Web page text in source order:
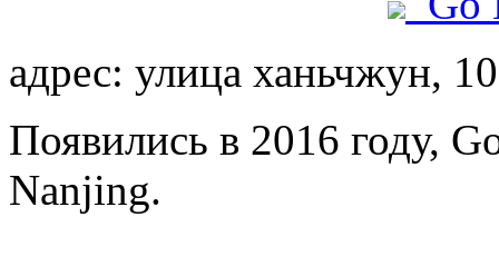
адрес: улица ханьчжун,
Появились в 2016 году,
Nanjing.